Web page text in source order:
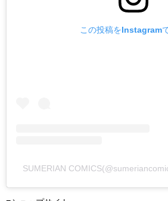
この投稿をInstagram
SUMERIAN